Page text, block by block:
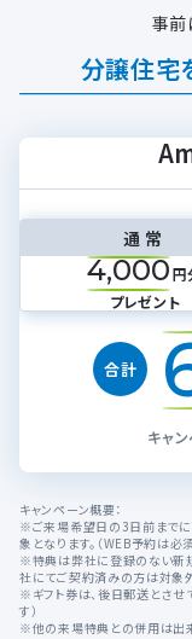
事前
分譲住宅
通常
4,000円
プレゼント
合計
キャ
キャンペーン概要：
※ご来場希望日の3日前まで
象となります。（WEB予約は必
※特典は弊社に登録のない新規
社にてご契約済みの方は対象
※ギフト券は、後日郵送とさせ
す）
※他の来場特典との併用は出来